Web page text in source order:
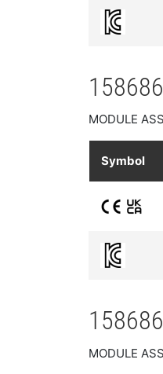
MODULE
Symbol
MODULE